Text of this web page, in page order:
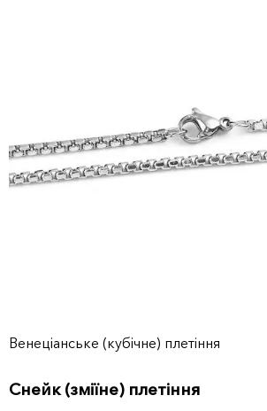
Венеціанське (кубічне) плетіння
Снейк (зміїне) плетіння